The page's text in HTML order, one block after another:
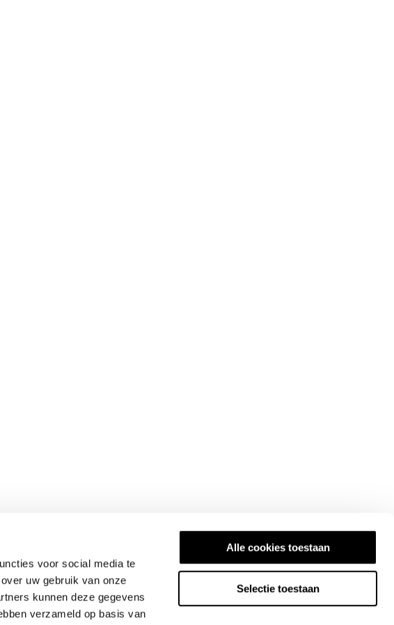
voor social media te
uw gebruik van onze
kunnen deze gegevens
verzameld op basis van
Alle cookies toestaan
Selectie toestaan